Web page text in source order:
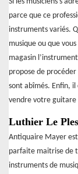
parce que ce
instruments variés.
musique ou que
magasin
propose de
sont abîmés. Enfin, il
vendre votre
Luthier Le
Antiquaire Mayer
parfaite maitrise de
instruments de